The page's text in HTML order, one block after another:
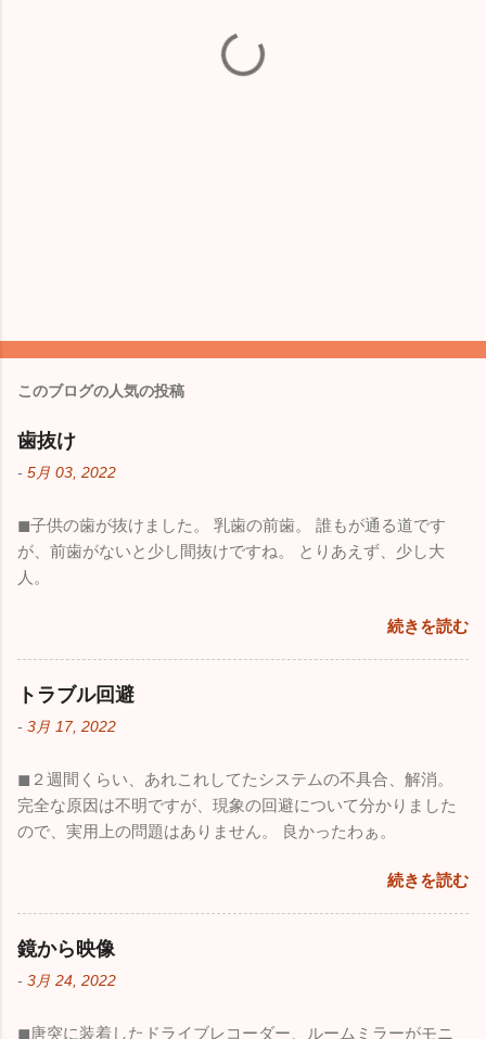
このブログの人気の投稿
歯抜け
- 5月 03, 2022
◼︎子供の歯が抜けました。 乳歯の前歯。 誰もが通る道です
が、前歯がないと少し間抜けですね。 とりあえず、少し大
人。
続きを読む
トラブル回避
- 3月 17, 2022
◼︎２週間くらい、あれこれしてたシステムの不具合、解消。
完全な原因は不明ですが、現象の回避について分かりました
ので、実用上の問題はありません。 良かったわぁ。
続きを読む
鏡から映像
- 3月 24, 2022
◼︎唐突に装着したドライブレコーダー、ルームミラーがモニ